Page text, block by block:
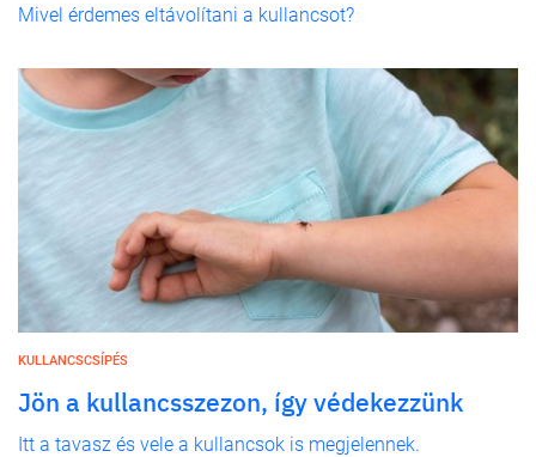
Mivel érdemes eltávolítani a kullancsot?
KULLANCSCSÍPÉS
Jön a kullancsszezon, így védekezzünk
Itt a tavasz és vele a kullancsok is megjelennek.